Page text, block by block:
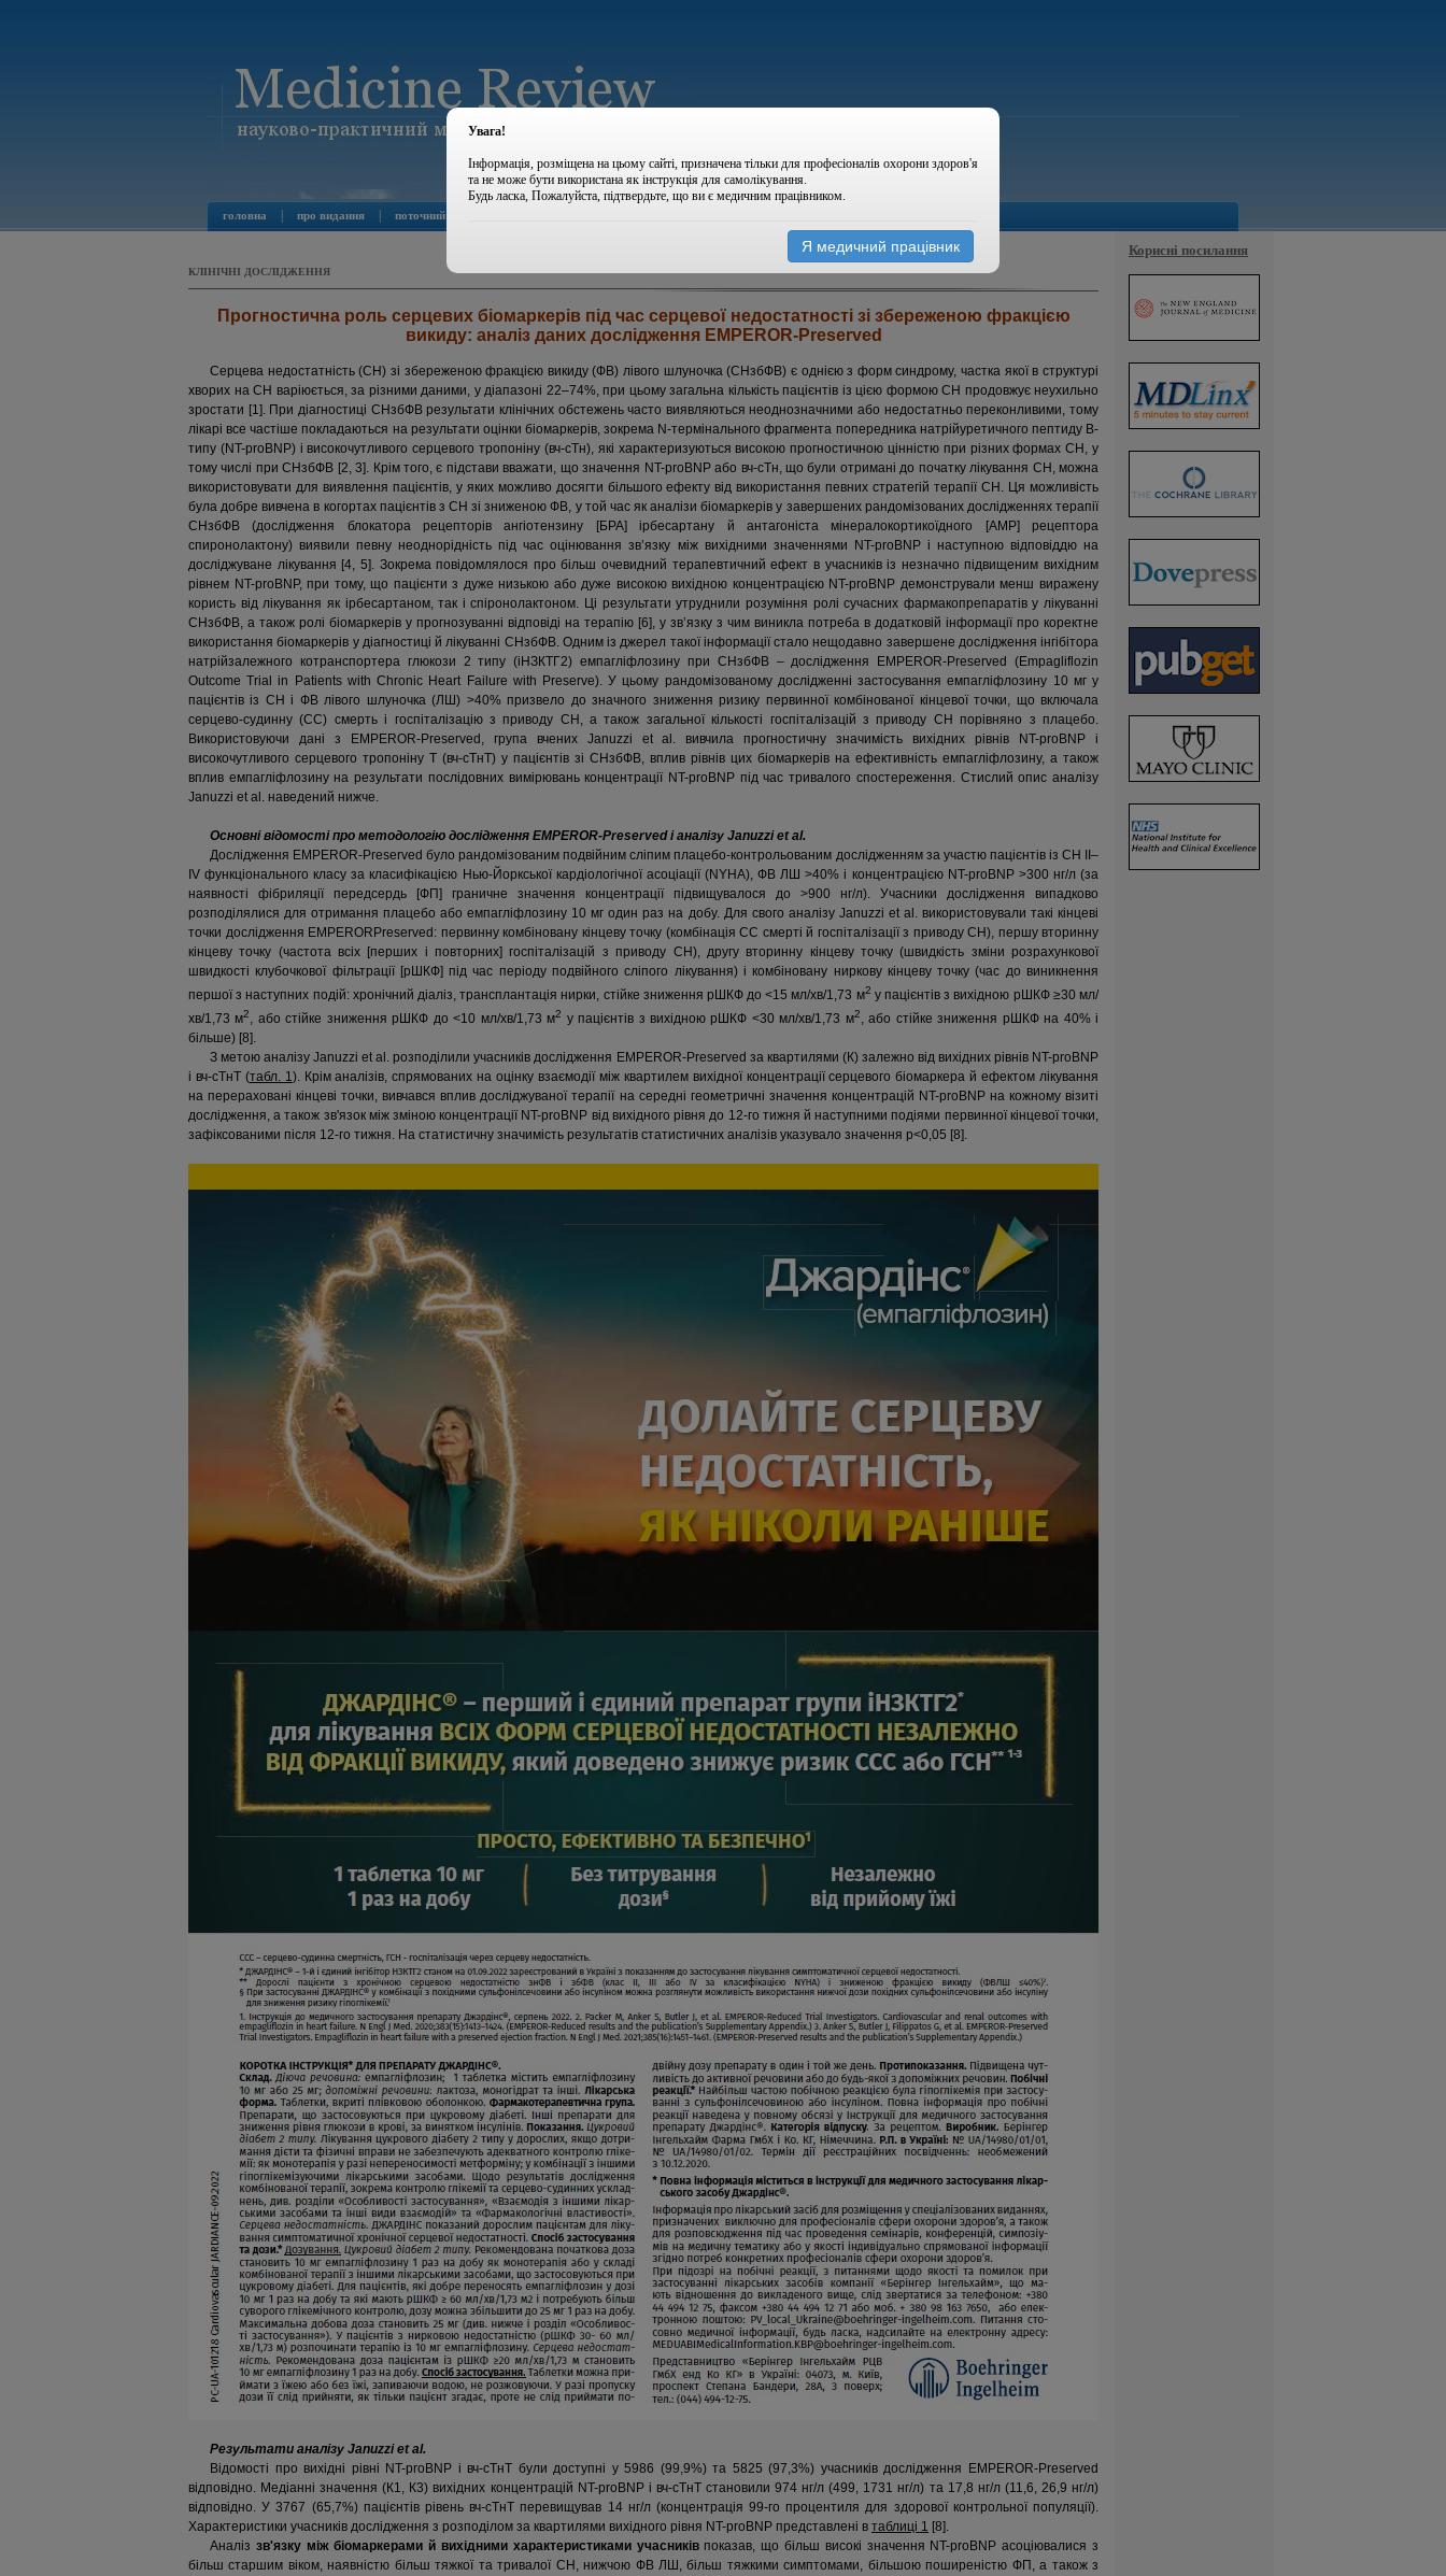
головна про видання поточний номер
КЛІНІЧНІ ДОСЛІДЖЕННЯ
Прогностична роль серцевих біомаркерів під час серцевої недостатності зі збереженою фракцією
викиду: аналіз даних дослідження EMPEROR-Preserved
Серцева недостатність (СН) зі збереженою фракцією викиду (ФВ) лівого шлуночка (СНзбФВ) є однією з форм синдрому, частка якої в структурі
хворих на СН варіюється, за різними даними, у діапазоні 22–74%, при цьому загальна кількість пацієнтів із цією формою СН продовжує неухильно
зростати [1]. При діагностиці СНзбФВ результати клінічних обстежень часто виявляються неоднозначними або недостатньо переконливими, тому
лікарі все частіше покладаються на результати оцінки біомаркерів, зокрема N-термінального фрагмента попередника натрійуретичного пептиду В-
типу (NT-proBNP) і високочутливого серцевого тропоніну (вч-сТн), які характеризуються високою прогностичною цінністю при різних формах СН, у
тому числі при СНзбФВ [2, 3]. Крім того, є підстави вважати, що значення NT-proBNP або вч-сТн, що були отримані до початку лікування СН, можна
використовувати для виявлення пацієнтів, у яких можливо досягти більшого ефекту від використання певних стратегій терапії СН. Ця можливість
була добре вивчена в когортах пацієнтів з СН зі зниженою ФВ, у той час як аналізи біомаркерів у завершених рандомізованих дослідженнях терапії
СНзбФВ (дослідження блокатора рецепторів ангіотензину [БРА] ірбесартану й антагоніста мінералокортикоїдного [АМР] рецептора
спиронолактону) виявили певну неоднорідність під час оцінювання зв’язку між вихідними значеннями NT-proBNP і наступною відповіддю на
досліджуване лікування [4, 5]. Зокрема повідомлялося про більш очевидний терапевтичний ефект в учасників із незначно підвищеним вихідним
рівнем NT-proBNP, при тому, що пацієнти з дуже низькою або дуже високою вихідною концентрацією NT-proBNP демонстрували менш виражену
користь від лікування як ірбесартаном, так і спіронолактоном. Ці результати утруднили розуміння ролі сучасних фармакопрепаратів у лікуванні
СНзбФВ, а також ролі біомаркерів у прогнозуванні відповіді на терапію [6], у зв’язку з чим виникла потреба в додатковій інформації про коректне
використання біомаркерів у діагностиці й лікуванні СНзбФВ. Одним із джерел такої інформації стало нещодавно завершене дослідження інгібітора
натрійзалежного котранспортера глюкози 2 типу (іНЗКТГ2) емпагліфлозину при СНзбФВ – дослідження EMPEROR-Preserved (Empagliflozin
Outcome Trial in Patients with Chronic Heart Failure with Preserve). У цьому рандомізованому дослідженні застосування емпагліфлозину 10 мг у
пацієнтів із СН і ФВ лівого шлуночка (ЛШ) >40% призвело до значного зниження ризику первинної комбінованої кінцевої точки, що включала
серцево-судинну (СС) смерть і госпіталізацію з приводу СН, а також загальної кількості госпіталізацій з приводу СН порівняно з плацебо.
Використовуючи дані з EMPEROR-Preserved, група вчених Januzzi et al. вивчила прогностичну значимість вихідних рівнів NT-proBNP і
високочутливого серцевого тропоніну Т (вч-сТнT) у пацієнтів зі СНзбФВ, вплив рівнів цих біомаркерів на ефективність емпагліфлозину, а також
вплив емпагліфлозину на результати послідовних вимірювань концентрації NT-proBNP під час тривалого спостереження. Стислий опис аналізу
Januzzi et al. наведений нижче.
Основні відомості про методологію дослідження EMPEROR-Preserved і аналізу Januzzi et al.
Дослідження EMPEROR-Preserved було рандомізованим подвійним сліпим плацебо-контрольованим дослідженням за участю пацієнтів із СН II–
IV функціонального класу за класифікацією Нью-Йоркської кардіологічної асоціації (NYHA), ФВ ЛШ >40% і концентрацією NT-proBNP >300 нг/л (за
наявності фібриляції передсердь [ФП] граничне значення концентрації підвищувалося до >900 нг/л). Учасники дослідження випадково
розподілялися для отримання плацебо або емпагліфлозину 10 мг один раз на добу. Для свого аналізу Januzzi et al. використовували такі кінцеві
точки дослідження EMPERORPreserved: первинну комбіновану кінцеву точку (комбінація СС смерті й госпіталізації з приводу СН), першу вторинну
кінцеву точку (частота всіх [перших і повторних] госпіталізацій з приводу СН), другу вторинну кінцеву точку (швидкість зміни розрахункової
швидкості клубочкової фільтрації [рШКФ] під час періоду подвійного сліпого лікування) і комбіновану ниркову кінцеву точку (час до виникнення
першої з наступних подій: хронічний діаліз, трансплантація нирки, стійке зниження рШКФ до <15 мл/хв/1,73 м2 у пацієнтів з вихідною рШКФ ≥30 мл/
хв/1,73 м2, або стійке зниження рШКФ до <10 мл/хв/1,73 м2 у пацієнтів з вихідною рШКФ <30 мл/хв/1,73 м2, або стійке зниження рШКФ на 40% і
більше) [8].
З метою аналізу Januzzi et al. розподілили учасників дослідження EMPEROR-Preserved за квартилями (К) залежно від вихідних рівнів NT-proBNP
і вч-сТнT (табл. 1). Крім аналізів, спрямованих на оцінку взаємодії між квартилем вихідної концентрації серцевого біомаркера й ефектом лікування
на перераховані кінцеві точки, вивчався вплив досліджуваної терапії на середні геометричні значення концентрацій NT-proBNP на кожному візиті
дослідження, а також зв'язок між зміною концентрації NT-proBNP від вихідного рівня до 12-го тижня й наступними подіями первинної кінцевої точки,
зафіксованими після 12-го тижня. На статистичну значимість результатів статистичних аналізів указувало значення р<0,05 [8].
Результати аналізу Januzzi et al.
Відомості про вихідні рівні NT-proBNP і вч-сТнT були доступні у 5986 (99,9%) та 5825 (97,3%) учасників дослідження EMPEROR-Preserved
відповідно. Медіанні значення (К1, К3) вихідних концентрацій NT-proBNP і вч-сТнT становили 974 нг/л (499, 1731 нг/л) та 17,8 нг/л (11,6, 26,9 нг/л)
відповідно. У 3767 (65,7%) пацієнтів рівень вч-сТнT перевищував 14 нг/л (концентрація 99-го процентиля для здорової контрольної популяції).
Характеристики учасників дослідження з розподілом за квартилями вихідного рівня NT-proBNP представлені в таблиці 1 [8].
Аналіз зв'язку між біомаркерами й вихідними характеристиками учасниківпоказав, що більш високі значення NT-proBNP асоціювалися з
більш старшим віком, наявністю більш тяжкої та тривалої СН, нижчою ФВ ЛШ, більш тяжкими симптомами, більшою поширеністю ФП, а також з
Корисні посилання
Увага!
Інформація, розміщена на цьому сайті, призначена тільки для професіоналів охорони здоров'я
та не може бути використана як інструкція для самолікування.
Будь ласка, Пожалуйста, підтвердьте, що ви є медичним працівником.
Я медичний працівник